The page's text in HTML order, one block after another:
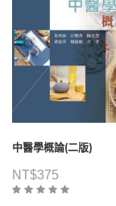
中醫學概論(二版)
NT$375